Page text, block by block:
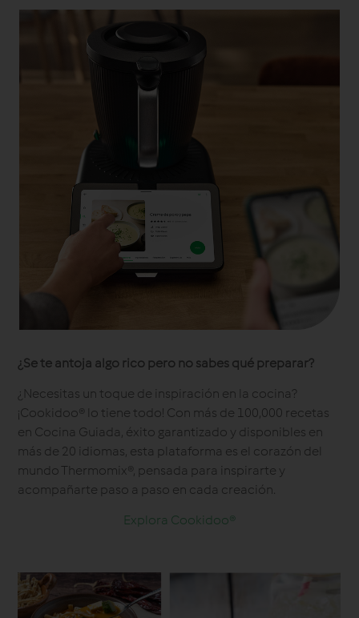
¿Se te antoja algo rico pero no sabes qué preparar?
¿Necesitas un toque de inspiración en la cocina?
¡Cookidoo® lo tiene todo! Con más de 100,000 recetas
en Cocina Guiada, éxito garantizado y disponibles en
más de 20 idiomas, esta plataforma es el corazón del
mundo Thermomix®, pensada para inspirarte y
acompañarte paso a paso en cada creación.
Explora Cookidoo®